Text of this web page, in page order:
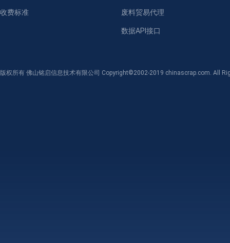
收费标准 废料贸易代理
数据API接口
版权所有 佛山铭启信息技术有限公司 Copyright©2002-2019 chinascrap.com. All